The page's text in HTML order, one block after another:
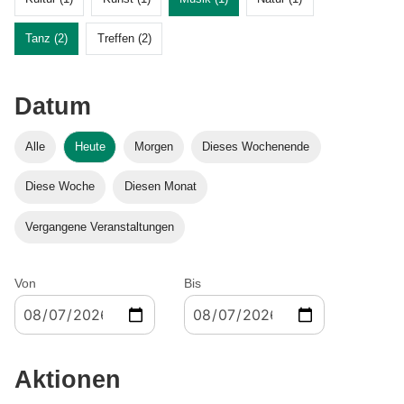
Tanz (2) Treffen (2)
Datum
Alle Heute Morgen Dieses Wochenende
Diese Woche Diesen Monat
Vergangene Veranstaltungen
Von Bis
Aktionen